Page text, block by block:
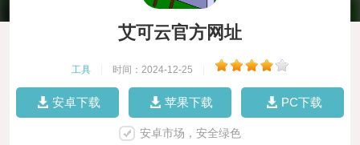
艾可云官方网址
工具 时间：2024-12-25
安卓下载 苹果下载 PC下载
安卓市场，安全绿色